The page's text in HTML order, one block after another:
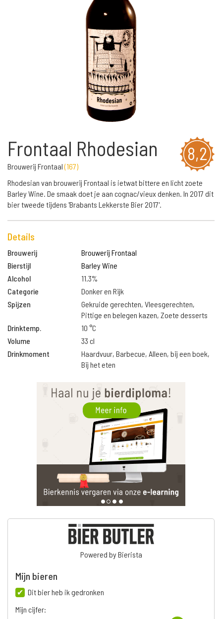
8,2
Frontaal Rhodesian
Brouwerij Frontaal(167)
Rhodesian van brouwerij Frontaal is ietwat bittere en licht zoete
Barley Wine. De smaak doet je aan cognac/vieux denken. In 2017 dit
bier tweede tijdens 'Brabants Lekkerste Bier 2017'.
Details
Brouwerij
Brouwerij Frontaal
Bierstijl
Barley Wine
Alcohol
11.3%
Categorie
Donker en Rijk
Spijzen
Gekruide gerechten, Vleesgerechten,
Pittige en belegen kazen, Zoete desserts
Drinktemp.
10 °C
Volume
33 cl
Drinkmoment
Haardvuur, Barbecue, Alleen, bij een boek,
Bij het eten
Powered by Bierista
Mijn bieren
Dit bier heb ik gedronken
Mijn cijfer: